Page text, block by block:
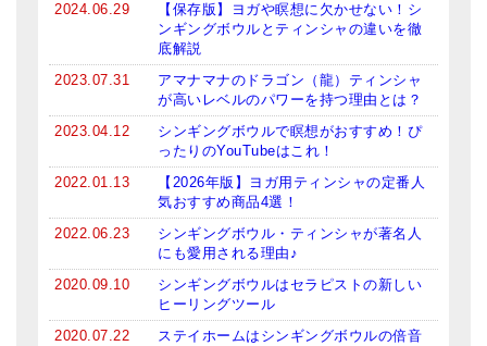
お香定期購入（ラクとくサブスク）
チベット高僧のオラクルカード
ベル＆ドルジェ
シンギングボウル入門本・CD
神々とつながるジュエリー
ヒーリング・マンダラポスター
2024.06.29
【保存版】ヨガや瞑想に欠かせない！シ
ンギングボウルとティンシャの違いを徹
底解説
2023.07.31
アマナマナのドラゴン（龍）ティンシャ
が高いレベルのパワーを持つ理由とは？
2023.04.12
シンギングボウルで瞑想がおすすめ！ぴ
ったりのYouTubeはこれ！
2022.01.13
【2026年版】ヨガ用ティンシャの定番人
気おすすめ商品4選！
2022.06.23
シンギングボウル・ティンシャが著名人
にも愛用される理由♪
2020.09.10
シンギングボウルはセラピストの新しい
ヒーリングツール
2020.07.22
ステイホームはシンギングボウルの倍音